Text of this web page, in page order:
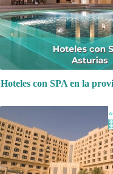
Hoteles con SPA en la